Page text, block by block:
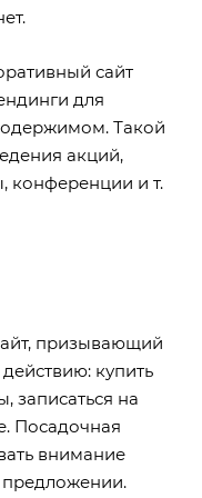
сайт
для
Такой
акций,
конференции и т.
призывающий
купить
записаться на
Посадочная
внимание
предложении.